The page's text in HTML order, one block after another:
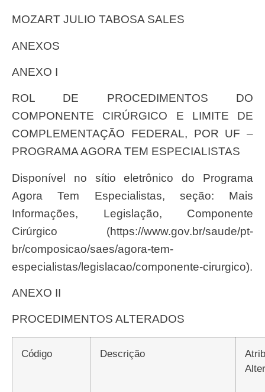
MOZART JULIO TABOSA SALES
ANEXOS
ANEXO I
ROL DE PROCEDIMENTOS DO
COMPONENTE CIRÚRGICO E LIMITE DE
COMPLEMENTAÇÃO FEDERAL, POR UF –
PROGRAMA AGORA TEM ESPECIALISTAS
Disponível no sítio eletrônico do Programa
Agora Tem Especialistas, seção: Mais
Informações, Legislação, Componente
Cirúrgico (https://www.gov.br/saude/pt-
br/composicao/saes/agora-tem-
especialistas/legislacao/componente-cirurgico).
ANEXO II
PROCEDIMENTOS ALTERADOS
Código Descrição
Atributos